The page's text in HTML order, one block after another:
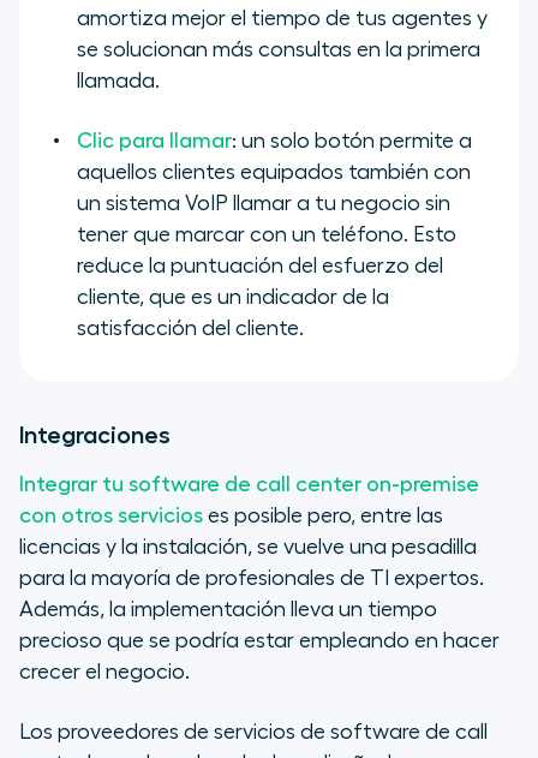
amortiza mejor el tiempo de tus agentes y
se solucionan más consultas en la primera
llamada.
Clic para llamar: un solo botón permite a
aquellos clientes equipados también con
un sistema VoIP llamar a tu negocio sin
tener que marcar con un teléfono. Esto
reduce la puntuación del esfuerzo del
cliente, que es un indicador de la
satisfacción del cliente.
Integraciones
Integrar tu software de call center on-premise
con otros servicios es posible pero, entre las
licencias y la instalación, se vuelve una pesadilla
para la mayoría de profesionales de TI expertos.
Además, la implementación lleva un tiempo
precioso que se podría estar empleando en hacer
crecer el negocio.
Los proveedores de servicios de software de call